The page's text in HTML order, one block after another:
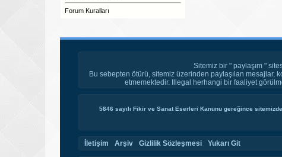
Forum Kuralları
Sitemiz bir " paylaşım "
Bu sebepten ötürü, sitemiz üzerinden paylaşılan mesajlar,
etmemektedir. Illegal herhangi bir faaliyet
5846 sayılı Fikir ve Sanat Eserleri Kanunu gereğince
İletişim Arşiv Gizlilik Sözleşmesi Yukarı Git